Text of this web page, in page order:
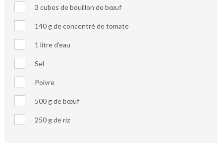
3 cubes de bouillon de bœuf
140 g de concentré de tomate
1 litre d’eau
Sel
Poivre
500 g de bœuf
250 g de riz